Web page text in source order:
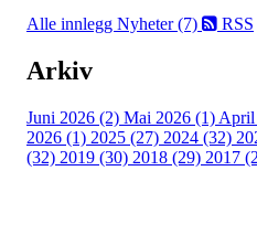
Alle innlegg Nyheter (7) RSS
Arkiv
Juni 2026 (2) Mai 2026 (1) April
2026 (1) 2025 (27) 2024 (32)
(32) 2019 (30) 2018 (29) 2017